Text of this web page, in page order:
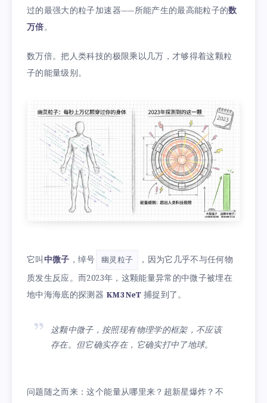
过的最强大的粒子加速器——所能产生的最高能粒子的数
万倍。
数万倍。把人类科技的极限乘以几万，才够得着这颗粒
子的能量级别。
它叫 中微子 ，绰号 幽灵粒子
，因为它几乎不与任何物
质发生反应。而2023年，这颗能量异常的中微子被埋在
地中海海底的探测器 KM3NeT 捕捉到了。
这颗中微子，按照现有物理学的框架，不应该
存在。但它确实存在，它确实打中了地球。
问题随之而来：这个能量从哪里来？超新星爆炸？不